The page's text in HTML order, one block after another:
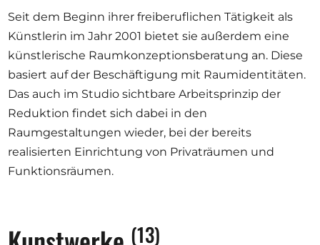
Seit dem Beginn ihrer freiberuflichen Tätigkeit als
Künstlerin im Jahr 2001 bietet sie außerdem eine
künstlerische Raumkonzeptionsberatung an. Diese
basiert auf der Beschäftigung mit Raumidentitäten.
Das auch im Studio sichtbare Arbeitsprinzip der
Reduktion findet sich dabei in den
Raumgestaltungen wieder, bei der bereits
realisierten Einrichtung von Privaträumen und
Funktionsräumen.
(13)